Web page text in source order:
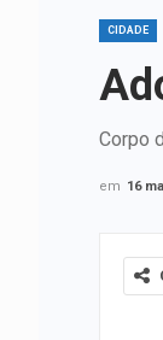
CIDADE
Corpo
em 16